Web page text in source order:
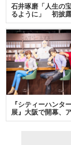
石井琢磨「人生の
るように」 初披
ア…
『シティーハンタ
展』大阪で開幕、
＆…